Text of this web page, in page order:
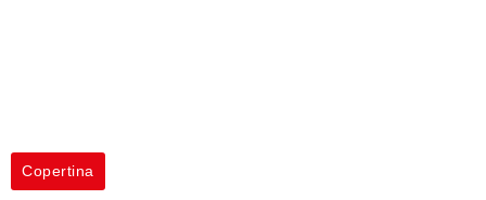
Copertina